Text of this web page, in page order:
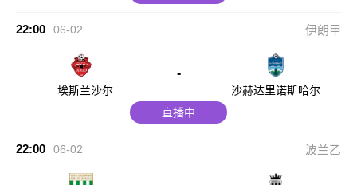
22:00 06-02 伊朗甲
埃斯兰沙尔
-
沙赫达里诺斯哈尔
直播中
22:00 06-02 波兰乙